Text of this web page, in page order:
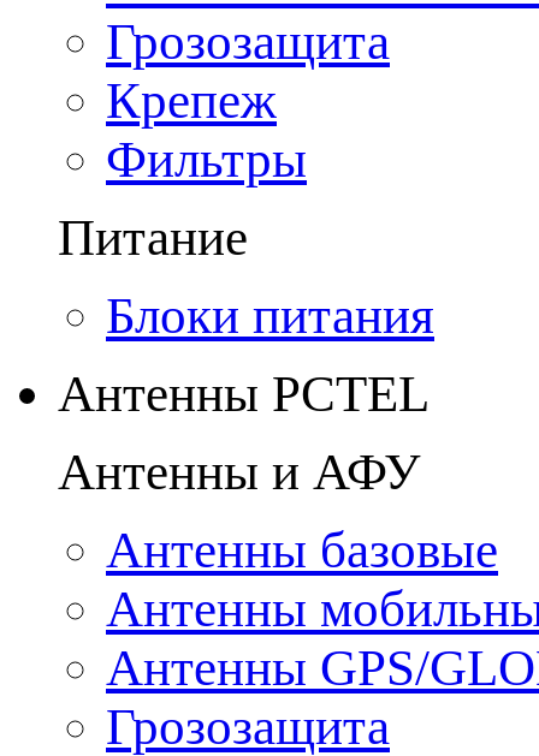
Грозозащита
Крепеж
Фильтры
Питание
Блоки питания
Антенны PCTEL
Антенны и АФУ
Антенны базовые
Антенны
Антенны GPS/
Грозозащита